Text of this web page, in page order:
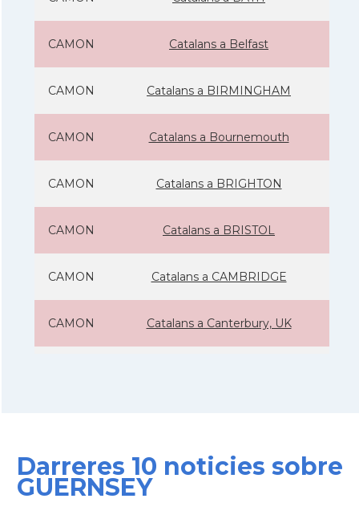
CAMON Catalans a Belfast
CAMON Catalans a BIRMINGHAM
CAMON Catalans a Bournemouth
CAMON Catalans a BRIGHTON
CAMON Catalans a BRISTOL
CAMON Catalans a CAMBRIDGE
CAMON Catalans a Canterbury, UK
CAMON Catalans a CHELTENHAM
Darreres 10 noticies sobre
GUERNSEY